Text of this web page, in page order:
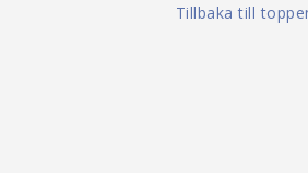
Tillbaka till